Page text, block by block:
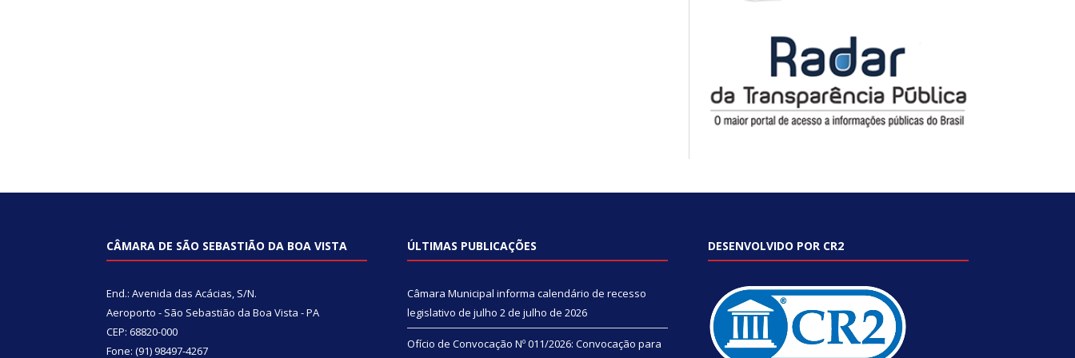
CÂMARA DE SÃO SEBASTIÃO DA BOA VISTA
End.: Avenida das Acácias, S/N.
Aeroporto - São Sebastião da Boa Vista - PA
CEP: 68820-000
Fone: (91) 98497-4267
ÚLTIMAS PUBLICAÇÕES
Câmara Municipal informa calendário de recesso
legislativo de julho 2 de julho de 2026
Ofício de Convocação Nº 011/2026: Convocação para
DESENVOLVIDO POR CR2